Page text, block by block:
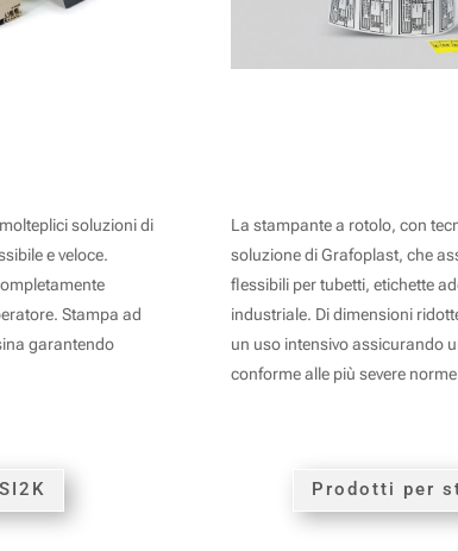
soluzioni di
e veloce.
Stampa ad
garantendo
La stampante a rotolo, con
soluzione di Grafoplast, che
flessibili per tubetti, etichette
industriale. Di dimensioni
un uso intensivo assicurando
conforme alle più severe
Prodotti per